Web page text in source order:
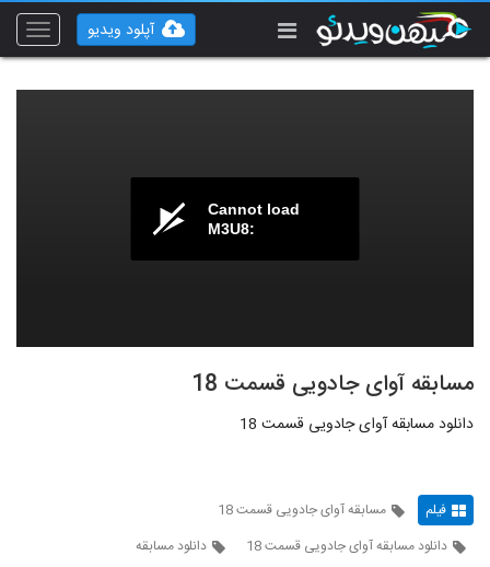
Toggle
آپلود ویدیو
Cannot load
M3U8:
مسابقه آوای جادویی قسمت 18
دانلود مسابقه آوای جادویی قسمت 18
فیلم
مسابقه آوای جادویی قسمت 18
دانلود مسابقه آوای جادویی قسمت 18
دانلود مسابقه